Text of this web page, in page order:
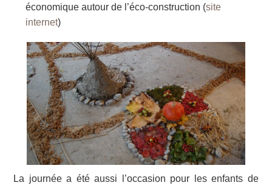
économique autour de l’éco-construction (site
internet)
La journée a été aussi l’occasion pour les enfants de